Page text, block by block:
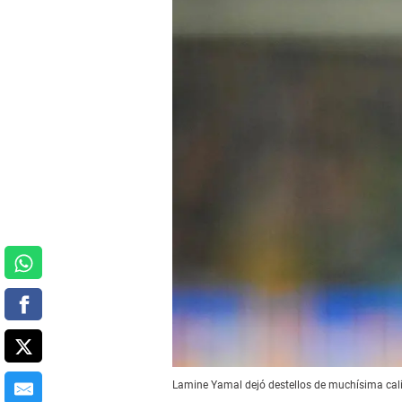
Lamine Yamal dejó destellos de muchísima